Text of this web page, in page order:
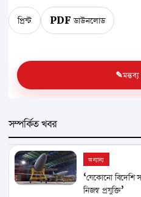
প্রিন্ট PDF ডাউনলোড
সম্পর্কিত খবর
অন্যান্য
‘যেকোনো বিদেশি
নিজস্ব প্রযুক্তি’